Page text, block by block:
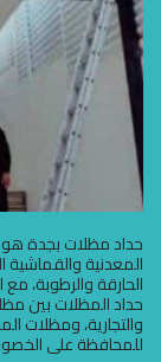
حداد مظلات بجدة
المعدنية والقماشية
الحارقة والرطوبة، مع
حداد المظلات بين
والتجارية، ومظلات
للمحافظة على